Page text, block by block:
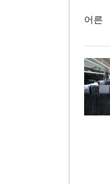
어른